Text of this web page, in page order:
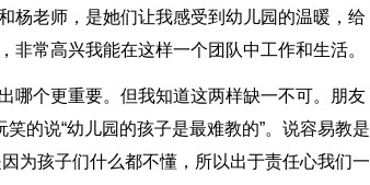
杨老师，是她们让我感受到幼儿园的温暖，给
常高兴我能在这样一个团队中工作和生活。
哪个更重要。但我知道这两样缺一不可。朋友
的说“幼儿园的孩子是最难教的”。说容易教是
为孩子们什么都不懂，所以出于责任心我们一